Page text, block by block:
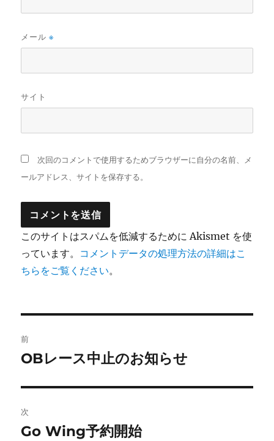
メール※
サイト
次回のコメントで使用するためブラウザーに自分の名前、メ
ールアドレス、サイトを保存する。
このサイトはスパムを低減するために Akismet を使
っています。 コメントデータの処理方法の詳細はこ
ちらをご覧ください。
稿
ビ
ゲ
前
前
投
稿:
OBレース中止のお知らせ
次
次
Go Wing予約開始